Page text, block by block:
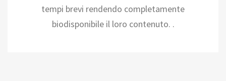
tempi brevi rendendo completamente
biodisponibile il loro contenuto. .